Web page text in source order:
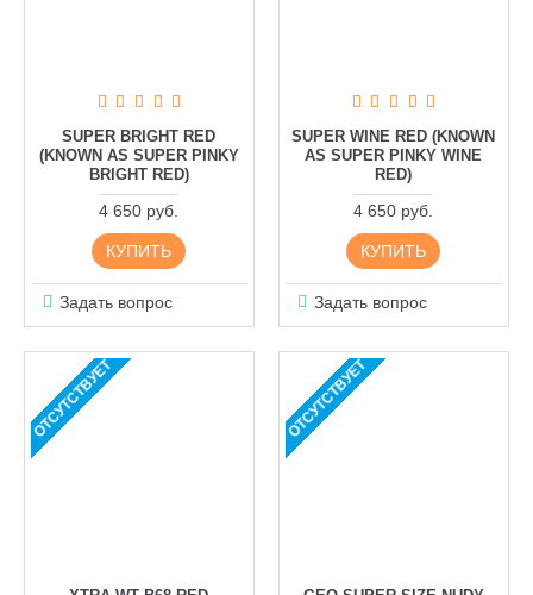
SUPER BRIGHT RED
(KNOWN AS SUPER PINKY
BRIGHT RED)
4 650 руб.
КУПИТЬ
Задать вопрос
SUPER WINE RED (KNOWN
AS SUPER PINKY WINE
RED)
4 650 руб.
КУПИТЬ
Задать вопрос
ОТСУТСТВУЕТ ОТСУТСТВУЕТ